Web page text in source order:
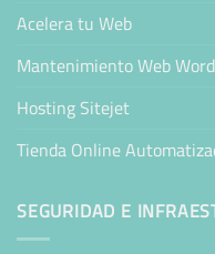
Acelera tu Web
Mantenimiento Web
Hosting Sitejet
Tienda Online
SEGURIDAD E